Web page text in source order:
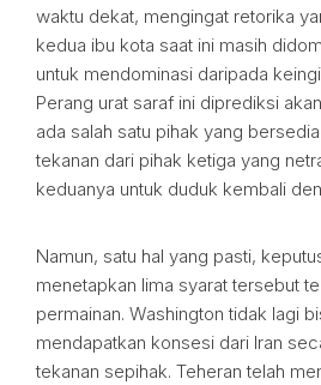
waktu dekat, mengingat retorika
kedua ibu kota saat ini masih
untuk mendominasi daripada
Perang urat saraf ini diprediksi
ada salah satu pihak yang
tekanan dari pihak ketiga yang
keduanya untuk duduk kembali
Namun, satu hal yang pasti,
menetapkan lima syarat tersebut
permainan. Washington tidak lagi
mendapatkan konsesi dari Iran
tekanan sepihak. Teheran telah